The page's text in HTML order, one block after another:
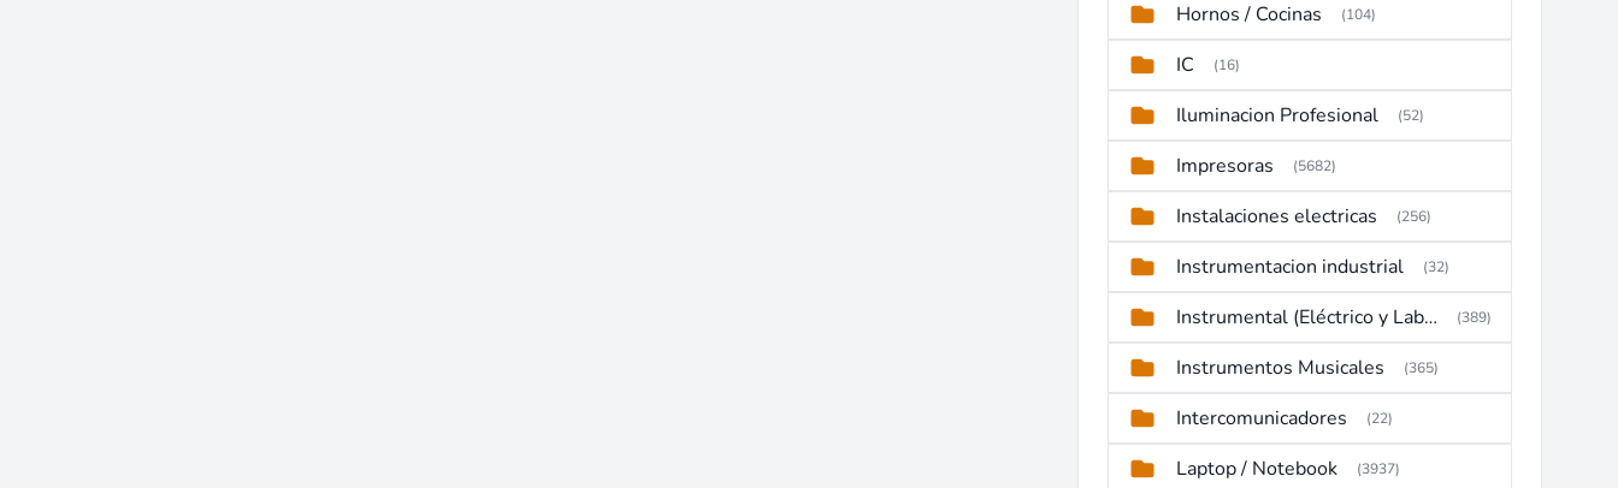
Hornos / Cocinas (104)
IC (16)
Iluminacion Profesional (52)
Impresoras (5682)
Instalaciones electricas (256)
Instrumentacion industrial (32)
Instrumental (Eléctrico y Laboratorio) (389)
Instrumentos Musicales (365)
Intercomunicadores (22)
Laptop / Notebook (3937)